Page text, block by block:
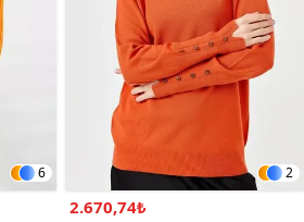
6 2
2.670,74₺